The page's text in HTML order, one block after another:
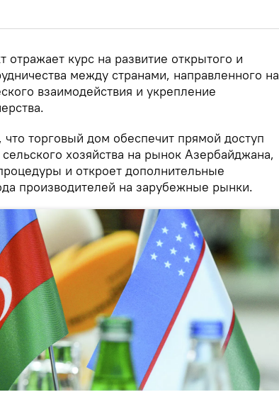
отражает курс на развитие открытого и
между странами, направленного на
взаимодействия и укрепление
что торговый дом обеспечит прямой доступ
хозяйства на рынок Азербайджана,
и откроет дополнительные
производителей на зарубежные рынки.